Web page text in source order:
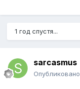
1 год спустя...
sarcasmus
Опубликовано